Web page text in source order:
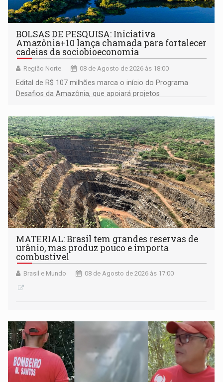
BOLSAS DE PESQUISA: Iniciativa
Amazônia+10 lança chamada para fortalecer
cadeias da sociobioeconomia
Região Norte 08 de Agosto de 2026 às 18:00
Edital de R$ 107 milhões marca o início do Programa
Desafios da Amazônia, que apoiará projetos
submissão de pré-propostas poderá ser feita até 1º de
setembro
MATERIAL: Brasil tem grandes reservas de
urânio, mas produz pouco e importa
combustível
Brasil e Mundo 08 de Agosto de 2026 às 17:00